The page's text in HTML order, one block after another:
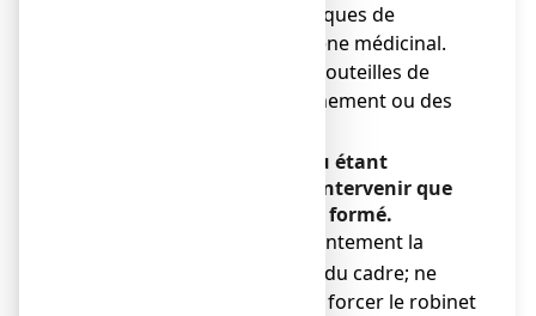
spécifiques de
l'oxygène médicinal.
b) cas particulier des bouteilles de
centrales d'approvisionnement ou des
Les opérations à ce niveau étant
exceptionnelles, ne faire intervenir que
du personnel spécialisé et formé.
ouvrir lentement la
vanne du cadre; ne
jamais forcer le robinet